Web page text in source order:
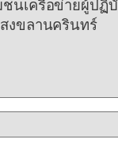
นเครือข่ายผู้ปฏิ
งขลานครินทร์